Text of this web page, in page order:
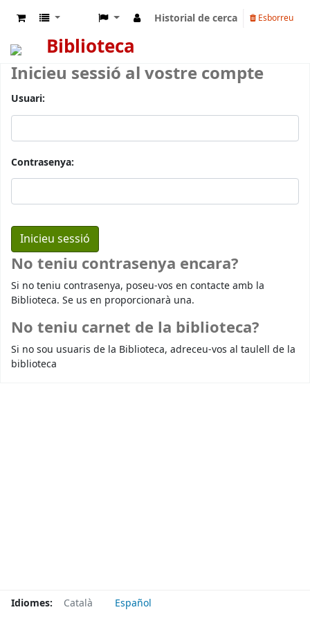
Historial de cerca Esborreu
Biblioteca
Inicieu sessió al vostre compte
Usuari:
Contrasenya:
No teniu contrasenya encara?
Si no teniu contrasenya, poseu-vos en contacte amb la
Biblioteca. Se us en proporcionarà una.
No teniu carnet de la biblioteca?
Si no sou usuaris de la Biblioteca, adreceu-vos al taulell de la
biblioteca
Idiomes: Català Español